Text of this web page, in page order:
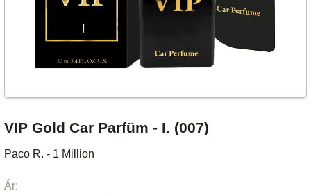
VIP Gold Car Parfüm - I. (007)
Paco R. - 1 Million
Ár: